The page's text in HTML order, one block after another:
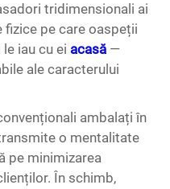
tridimensionali ai
pe care oaspeții
iau cu ei acasă —
ale caracterului
ambalați în
o mentalitate
pe minimizarea
În schimb,